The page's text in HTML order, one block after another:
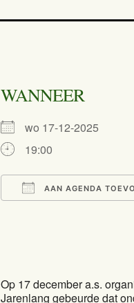
WANNEER
wo 17-12-2025
19:00
AAN AGENDA
Op 17 december a.s.
Jarenlang gebeurde dat